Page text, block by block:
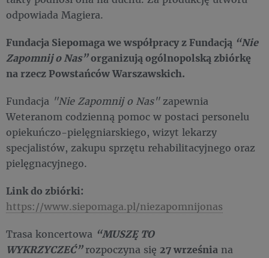
odpowiada Magiera.
Fundacja Siepomaga we współpracy z Fundacją “Nie
Zapomnij o Nas”organizują ogólnopolską zbiórkę
na rzecz Powstańców Warszawskich.
Fundacja "Nie Zapomnij o Nas"zapewnia
Weteranom codzienną pomoc w postaci personelu
opiekuńczo-pielęgniarskiego, wizyt lekarzy
specjalistów, zakupu sprzętu rehabilitacyjnego oraz
pielęgnacyjnego.
Link do zbiórki:
https://www.siepomaga.pl/niezapomnijonas
Trasa koncertowa “MUSZĘ TO
WYKRZYCZEĆ” rozpoczyna się 27 września na